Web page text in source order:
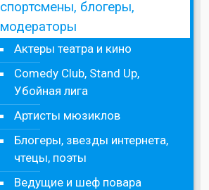
спортсмены, блогеры,
модераторы
Актеры театра и кино
Comedy Club, Stand Up,
Убойная лига
Артисты мюзиклов
Блогеры, звезды интернета,
чтецы, поэты
Ведущие и шеф повара